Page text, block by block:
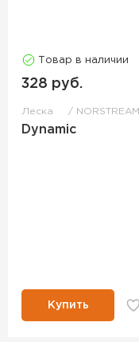
Товар в наличии
328 руб.
Леска NORSTREAM
Dynamic
Купить